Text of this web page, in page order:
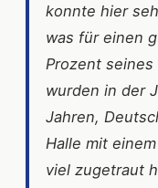
konnte hier
was für einen
Prozent
wurden in der
Jahren,
Halle mit
viel zugetraut